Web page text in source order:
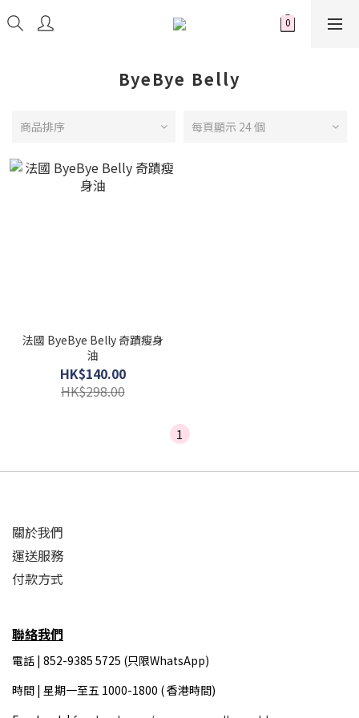
ByeBye Belly
商品排序 每頁顯示 24 個
法國 ByeBye Belly 奇蹟瘦身
油
HK$140.00
HK$298.00
1
關於我們
運送服務
付款方式
聯絡我們
電話 | 852-9385 5725 (只限WhatsApp)
時間 | 星期一至五 1000-1800 ( 香港時間)